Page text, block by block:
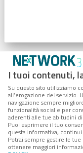
I tuoi contenuti,
Su questo sito utilizziamo
all’erogazione del servizio.
navigazione sempre
funzionalità social e per
aderenti alle tue abitudini
Puoi esprimere il tuo
questa informativa,
Potrai sempre gestire le tue
ottenere maggiori